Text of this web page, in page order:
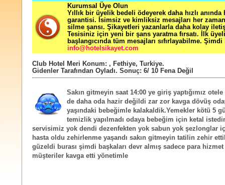
Kurumsal Üye Olun
Yıllık bir üyelik bedeli ödeyerek daha hızlı
garantisi. İsimsiz ve kimliksiz mesajları her zaman
silme şansı. Şikayetleri yazanlarla daha kolay
Tesisiniz için yeni bir şans yaratma fırsatı. İlk
başlangıcında tüm mesajları sıfırlayabilme. Şimdi
info@hotelsikayet.com
Club Hotel Meri Konum: , Fethiye, Turkiye.
Gidenler Tarafından Oyladı. Sonuç: 6/ 10 Fena Değil
Sakın gitmeyin saat 14:00 ye giriş yaptığımız otele
de daha oda hazir değildi zar zor kavga dövüş
yaşındaki bebeğimle kalakaldik.Yemekler kötü 5
temizlik yapılmadı odaya bebeğim için ketal
servisimiz yok dendi dezenfekten yok sabun yok şezlonglar
hasta oldu zehirlenme yaşandı sakın gitmeyin tatilin zehir
güzeldi burası şimdi başkaları devr almış sadece para hizmet
müşteriler kavga etti yönetimle